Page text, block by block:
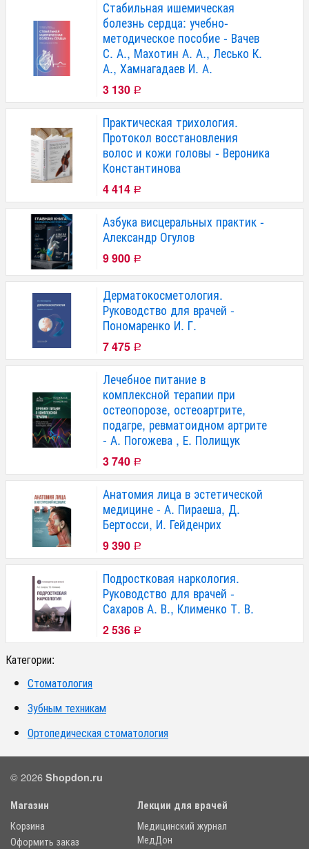
Стабильная ишемическая
болезнь сердца: учебно-
методическое пособие - Вачев
С. А., Махотин А. А., Лесько К.
А., Хамнагадаев И. А.
3 130 Р
Практическая трихология.
Протокол восстановления
волос и кожи головы - Вероника
Константинова
4 414 Р
Азбука висцеральных практик -
Александр Огулов
9 900 Р
Дерматокосметология.
Руководство для врачей -
Пономаренко И. Г.
7 475 Р
Лечебное питание в
комплексной терапии при
остеопорозе, остеоартрите,
подагре, ревматоидном артрите
- А. Погожева , Е. Полищук
3 740 Р
Анатомия лица в эстетической
медицине - А. Пираеша, Д.
Бертосси, И. Гейденрих
9 390 Р
Подростковая наркология.
Руководство для врачей -
Сахаров А. В., Клименко Т. В.
2 536 Р
Категории:
Стоматология
Зубным техникам
Ортопедическая стоматология
© 2026 Shopdon.ru
Магазин
Корзина
Оформить заказ
Лекции для врачей
Медицинский журнал
МедДон